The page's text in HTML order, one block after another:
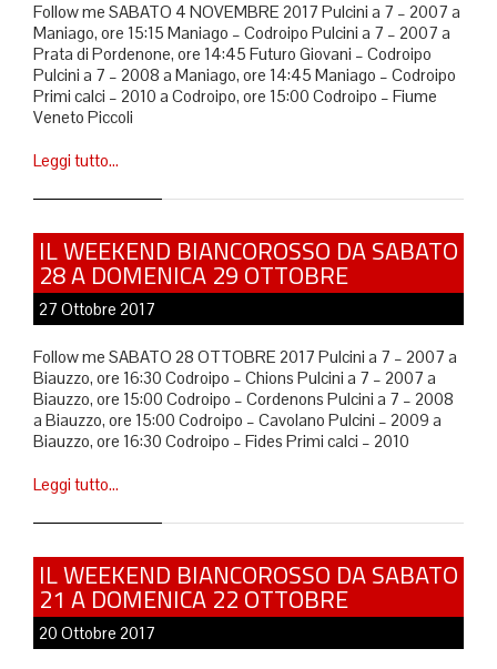
Follow me SABATO 4 NOVEMBRE 2017 Pulcini a 7 – 2007 a
Maniago, ore 15:15 Maniago – Codroipo Pulcini a 7 – 2007 a
Prata di Pordenone, ore 14:45 Futuro Giovani – Codroipo
Pulcini a 7 – 2008 a Maniago, ore 14:45 Maniago – Codroipo
Primi calci – 2010 a Codroipo, ore 15:00 Codroipo – Fiume
Veneto Piccoli
Leggi tutto…
IL WEEKEND BIANCOROSSO DA SABATO
28 A DOMENICA 29 OTTOBRE
27 Ottobre 2017
Follow me SABATO 28 OTTOBRE 2017 Pulcini a 7 – 2007 a
Biauzzo, ore 16:30 Codroipo – Chions Pulcini a 7 – 2007 a
Biauzzo, ore 15:00 Codroipo – Cordenons Pulcini a 7 – 2008
a Biauzzo, ore 15:00 Codroipo – Cavolano Pulcini – 2009 a
Biauzzo, ore 16:30 Codroipo – Fides Primi calci – 2010
Leggi tutto…
IL WEEKEND BIANCOROSSO DA SABATO
21 A DOMENICA 22 OTTOBRE
20 Ottobre 2017